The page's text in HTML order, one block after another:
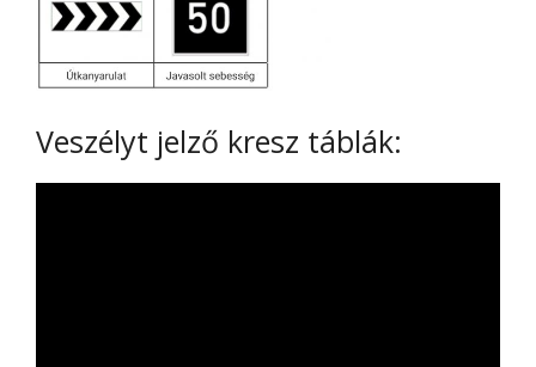
Veszélyt jelző kresz táblák: